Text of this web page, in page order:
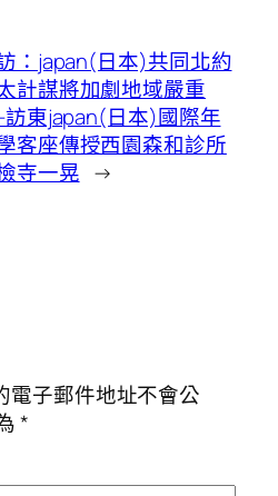
：japan(日本)共同北約
計謀將加劇地域嚴重
東japan(日本)國際年
客座傳授西園森和診所
寺一晃 →
電子郵件地址不會公
*